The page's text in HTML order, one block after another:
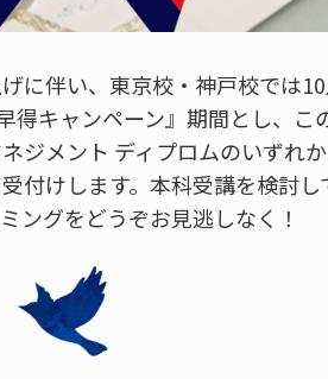
に伴い、東京校・神戸校では
得キャンペーン』期間とし、こ
ジメント ディプロムのいずれ
付けします。本科受講を検討
ングをどうぞお見逃しなく！